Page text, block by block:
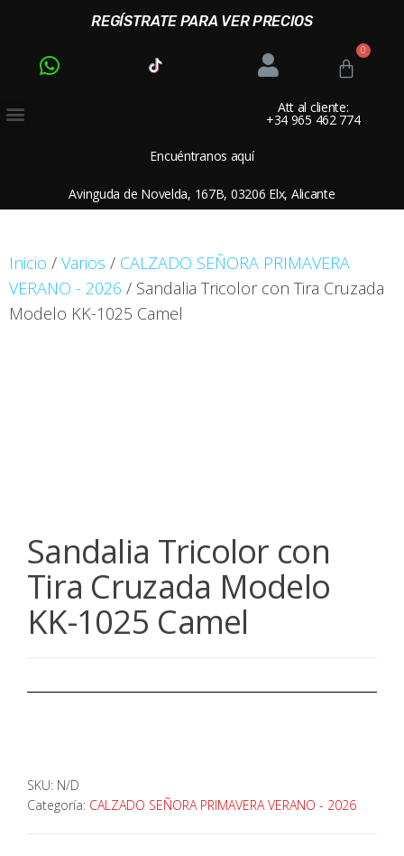
REGÍSTRATE PARA VER PRECIOS
Att al cliente:
+34 965 462 774
Encuéntranos aquí
Avinguda de Novelda, 167B, 03206 Elx, Alicante
Inicio / Varios / CALZADO SEÑORA PRIMAVERA
VERANO - 2026 / Sandalia Tricolor con Tira Cruzada
Modelo KK-1025 Camel
Sandalia Tricolor con
Tira Cruzada Modelo
KK-1025 Camel
SKU: N/D
Categoría: CALZADO SEÑORA PRIMAVERA VERANO - 2026